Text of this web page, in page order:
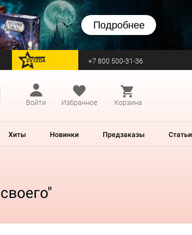
Подробнее
перейти на Zvezda +7 800 500-31-36
Войти
Избранное Корзина
Хиты Новинки Предзаказы Статьи